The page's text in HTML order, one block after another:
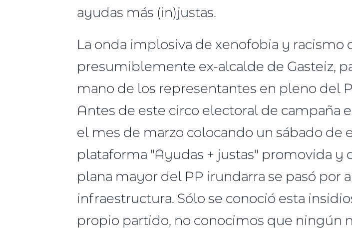
ayudas más (in)justas.
La onda implosiva de xenofobia y racismo
presumiblemente ex-alcalde de Gasteiz,
mano de los representantes en pleno del
Antes de este circo electoral de campaña
el mes de marzo colocando un sábado de
plataforma "Ayudas + justas" promovida y
plana mayor del PP irundarra se pasó por
infraestructura. Sólo se conoció esta
propio partido, no conocimos que ningún